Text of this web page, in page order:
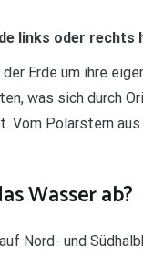
links oder rechts
Erde um ihre
was sich durch
Vom Polarstern
Wasser ab?
Nord- und